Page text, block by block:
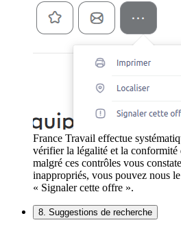
France Travail effectue
vérifier la légalité et la conformité
malgré ces contrôles vous
inappropriés, vous pouvez nous
« Signaler cette offre ».
8. Suggestions de recherche